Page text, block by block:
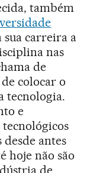
também
sua carreira a
nas
de
de colocar o
tecnologia.
e
antes
hoje não são
de